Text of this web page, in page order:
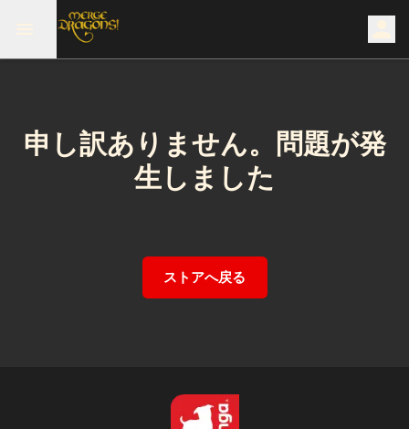
申し訳ありません。問題が発
生しました
ストアへ戻る